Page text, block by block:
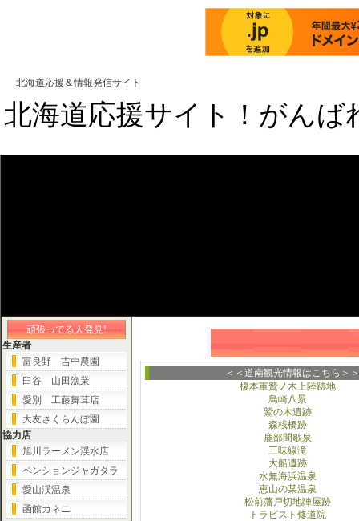
北海道応援＆情報発信サイト
北海道応援サイト！がんば
頑張ってる人発見!
生産者
富良野 吉中農園
臼谷 山田漁業
愛別 工藤舞茸店
大友さくらんぼ園
協力店
旭川ラーメン渓水店
ペンションジャガタラ
愛山渓温泉
函館カネニ
＜＜道南観光情報はこちら＞＞
榎本軍鷲ノ木上陸跡地
鳥崎八景
鷲の木遺跡
森桟橋跡
鹿部間歇泉
三味線滝
大船遺跡
水無海浜温泉
恵山の某温泉
松前藩戸切地陣屋跡
トラピスト修道院